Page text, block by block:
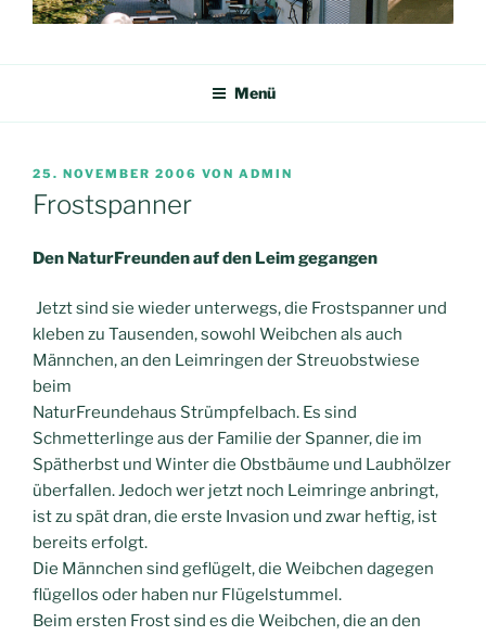
NATURFREUNDE WEINSTADT
Menü
VERÖFFENTLICHT
AM
25. NOVEMBER 2006 VON ADMIN
Frostspanner
Den NaturFreunden auf den Leim gegangen
Jetzt sind sie wieder unterwegs, die Frostspanner und
kleben zu Tausenden, sowohl Weibchen als auch
Männchen, an den Leimringen der Streuobstwiese
beim
NaturFreundehaus Strümpfelbach. Es sind
Schmetterlinge aus der Familie der Spanner, die im
Spätherbst und Winter die Obstbäume und Laubhölzer
überfallen. Jedoch wer jetzt noch Leimringe anbringt,
ist zu spät dran, die erste Invasion und zwar heftig, ist
bereits erfolgt.
Die Männchen sind geflügelt, die Weibchen dagegen
flügellos oder haben nur Flügelstummel.
Beim ersten Frost sind es die Weibchen, die an den